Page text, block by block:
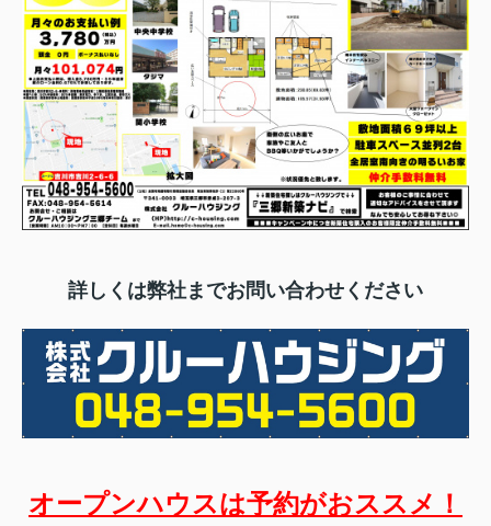
詳しくは弊社までお問い合わせください
オープンハウスは予約がおススメ！